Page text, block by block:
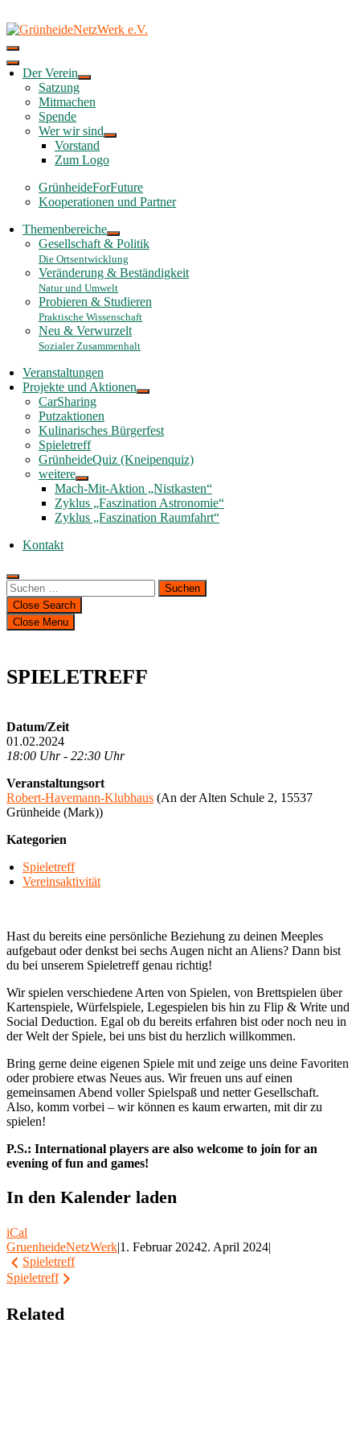
to
Der Verein
Satzung
Mitmachen
Spende
Wer wir sind
Vorstand
Zum Logo
GrünheideForFuture
Kooperationen und Partner
Themenbereiche
Gesellschaft & Politik
Die Ortsentwicklung
Veränderung & Beständigkeit
Natur und Umwelt
Probieren & Studieren
Praktische Wissenschaft
Neu & Verwurzelt
Sozialer Zusammenhalt
Veranstaltungen
Projekte und Aktionen
CarSharing
Putzaktionen
Kulinarisches Bürgerfest
Spieletreff
GrünheideQuiz (Kneipenquiz)
weitere
Mach-Mit-Aktion „Nistkasten“
Zyklus „Faszination Astronomie“
Zyklus „Faszination Raumfahrt“
Kontakt
Suchen
nach:
Close Search
Close Menu
SPIELETREFF
Datum/Zeit
01.02.2024
18:00 Uhr - 22:30 Uhr
Veranstaltungsort
Robert-Havemann-Klubhaus (An der Alten Schule 2, 15537
Grünheide (Mark))
Kategorien
Spieletreff
Vereinsaktivität
Hast du bereits eine persönliche Beziehung zu deinen Meeples
aufgebaut oder denkst bei sechs Augen nicht an Aliens? Dann bist
du bei unserem Spieletreff genau richtig!
Wir spielen verschiedene Arten von Spielen, von Brettspielen über
Kartenspiele, Würfelspiele, Legespielen bis hin zu Flip & Write und
Social Deduction. Egal ob du bereits erfahren bist oder noch neu in
der Welt der Spiele, bei uns bist du herzlich willkommen.
Bring gerne deine eigenen Spiele mit und zeige uns deine Favoriten
oder probiere etwas Neues aus. Wir freuen uns auf einen
gemeinsamen Abend voller Spielspaß und netter Gesellschaft.
Also, komm vorbei – wir können es kaum erwarten, mit dir zu
spielen!
P.S.: International players are also welcome to join for an
evening of fun and games!
In den Kalender laden
iCal
GruenheideNetzWerk|1. Februar 20242. April 2024|
Beitragsnavigation
Spieletreff
Spieletreff
Related